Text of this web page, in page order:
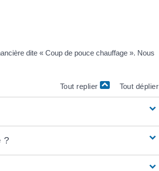
dite « Coup de pouce chauffage ». Nous
Tout replier Tout déplier
?